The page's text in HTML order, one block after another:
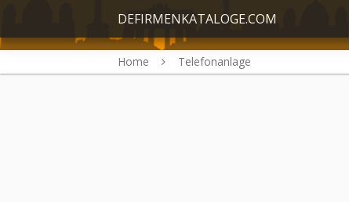
DEFIRMENKATALOGE.COM
Home Telefonanlage